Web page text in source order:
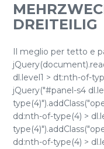
DREITEILIG
Il meglio per tetto e
dl.level1 > dt:nth-of-
jQuery("#panel-s4
dd:nth-of-type(4) >
dd:nth-of-type(4) >